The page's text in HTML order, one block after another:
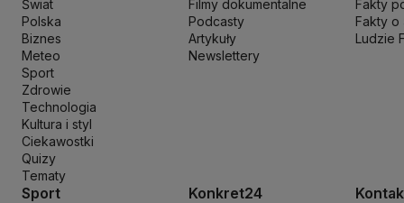
Ministerstwo Rozwoju i TechnologiiMinisterstwo Sportu i
Ministerstwo Nauki i Szkolnictwa Wyższego
Ministerstwo
Naczelny Sąd AdministracyjnyNajwyższa Izba Kontroli
Nowa Lewica
PKP CargoPKP Intercity
Prokuratura Krajowa
Rzecznik Praw Dziecka
Sławomir Mentzen
Szymon Hołownia
Tadeusz RydzykTikTok Tobiasz Bocheński
Świat
Polska
Biznes
Meteo
Sport
Zdrowie
Technologia
Kultura i styl
Ciekawostki
Quizy
Tematy
Filmy dokumentalne
Podcasty
Artykuły
Newslettery
Fakty
Fakty o
Ludzie
Sport Konkret24